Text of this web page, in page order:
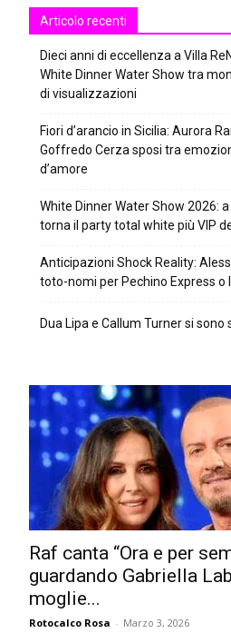
Articolo recenti
Dieci anni di eccellenza a Villa
White Dinner Water Show tra
di visualizzazioni
Fiori d’arancio in Sicilia: Aurora
Goffredo Cerza sposi tra
d’amore
White Dinner Water Show 2026:
torna il party total white più VIP
Anticipazioni Shock Reality:
toto-nomi per Pechino Express o
Dua Lipa e Callum Turner si sono
Raf canta “Ora e per
guardando Gabriella
moglie...
Rotocalco Rosa - Marzo 3, 2026